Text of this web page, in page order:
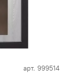
арт. 999514